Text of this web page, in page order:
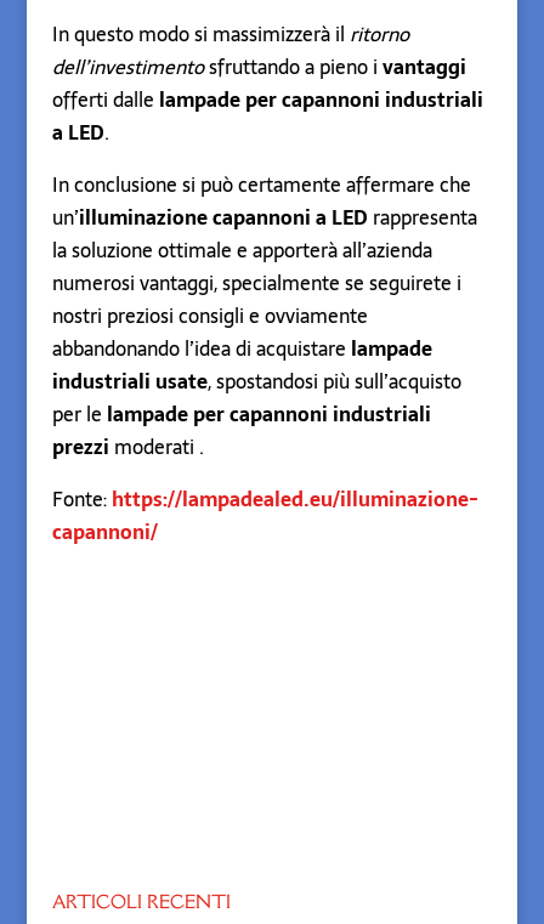
In questo modo si massimizzerà il ritorno
dell’investimentosfruttando a pieno ivantaggi
offerti dalle lampade per capannoni industriali
a LED.
In conclusione si può certamente affermare che
un’illuminazione capannoni a LED rappresenta
la soluzione ottimale e apporterà all’azienda
numerosi vantaggi, specialmente se seguirete i
nostri preziosi consigli e ovviamente
abbandonando l’idea di acquistare lampade
industriali usate, spostandosi più sull’acquisto
per le lampade per capannoni industriali
prezzi moderati .
Fonte:https://lampadealed.eu/illuminazione-
capannoni/
ARTICOLI RECENTI